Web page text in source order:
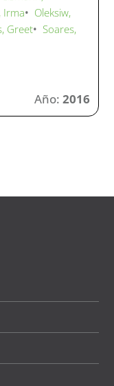
Irma• Oleksiw,
Greet• Soares,
Año: 2016